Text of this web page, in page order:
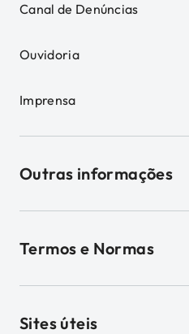
Canal de Denúncias
Ouvidoria
Imprensa
Outras informações
Termos e Normas
Sites úteis